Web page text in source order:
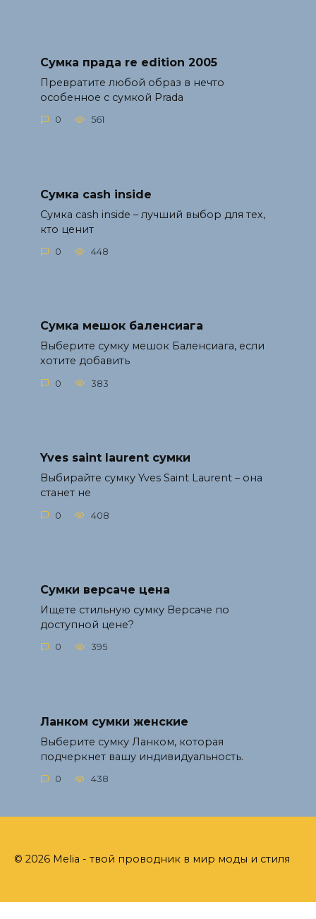
Сумка прада re edition 2005
Превратите любой образ в нечто
особенное с сумкой Prada
0 561
Сумка cash inside
Сумка cash inside – лучший выбор для тех,
кто ценит
0 448
Сумка мешок баленсиага
Выберите сумку мешок Баленсиага, если
хотите добавить
0 383
Yves saint laurent сумки
Выбирайте сумку Yves Saint Laurent – она
станет не
0 408
Сумки версаче цена
Ищете стильную сумку Версаче по
доступной цене?
0 395
Ланком сумки женские
Выберите сумку Ланком, которая
подчеркнет вашу индивидуальность.
0 438
© 2026 Melia - твой проводник в мир моды и стиля